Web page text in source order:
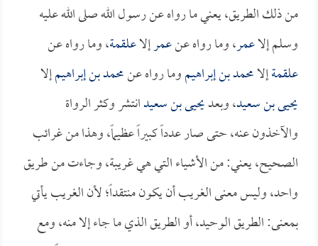
من ذلك الطريق، يعني ما رواه عن رسول الله صلى الله عليه
وسلم إلاعمر، وما رواه عنعمرإلاعلقمة، وما رواه عن
علقمةإلامحمد بن إبراهيموما رواه عنمحمد بن إبراهيمإلا
يحيى بن سعيد، وبعديحيى بن سعيدانتشر وكثر الرواة
والآخذون عنه، حتى صار عدداً كبيراً عظيماً، وهذا من غرائب
الصحيح، يعني: من الأشياء التي هي غريبة، وجاءت من طريق
واحد، وليس معنى الغريب أن يكون منتقداً؛ لأن الغريب يأتي
بمعنى: الطريق الوحيد، أو الطريق الذي ما جاء إلا منه، ومع